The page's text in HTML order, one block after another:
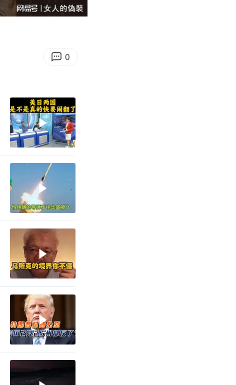
07:10
Enter
0